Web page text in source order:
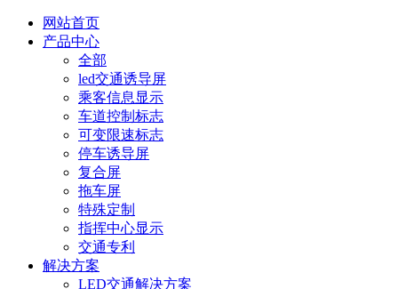
网站首页
产品中心
全部
led交通诱导屏
乘客信息显示
车道控制标志
可变限速标志
停车诱导屏
复合屏
拖车屏
特殊定制
指挥中心显示
交通专利
解决方案
LED交通解决方案